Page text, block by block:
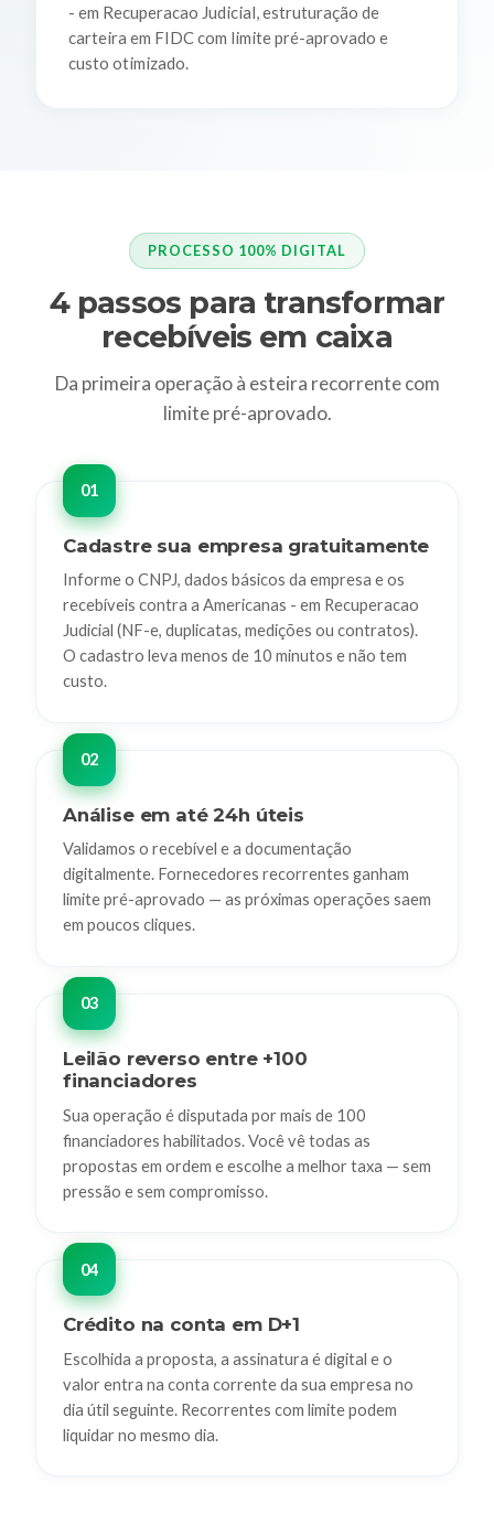
- em Recuperacao Judicial, estruturação de
carteira em FIDC com limite pré-aprovado e
custo otimizado.
PROCESSO 100% DIGITAL
4 passos para transformar
recebíveis em caixa
Da primeira operação à esteira recorrente com
limite pré-aprovado.
Cadastre sua empresa gratuitamente
Informe o CNPJ, dados básicos da empresa e os
recebíveis contra a Americanas - em Recuperacao
Judicial (NF-e, duplicatas, medições ou contratos).
O cadastro leva menos de 10 minutos e não tem
custo.
Análise em até 24h úteis
Validamos o recebível e a documentação
digitalmente. Fornecedores recorrentes ganham
limite pré-aprovado — as próximas operações saem
em poucos cliques.
Leilão reverso entre +100
financiadores
Sua operação é disputada por mais de 100
financiadores habilitados. Você vê todas as
propostas em ordem e escolhe a melhor taxa — sem
pressão e sem compromisso.
Crédito na conta em D+1
Escolhida a proposta, a assinatura é digital e o
valor entra na conta corrente da sua empresa no
dia útil seguinte. Recorrentes com limite podem
liquidar no mesmo dia.